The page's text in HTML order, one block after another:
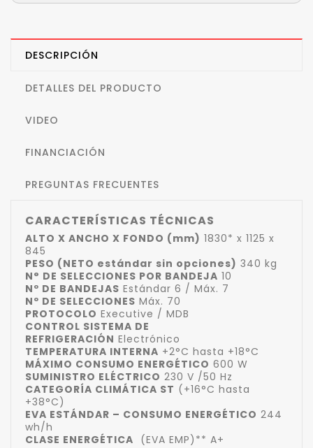
DESCRIPCIÓN
DETALLES DEL PRODUCTO
VIDEO
FINANCIACIÓN
PREGUNTAS FRECUENTES
CARACTERÍSTICAS TÉCNICAS
ALTO X ANCHO X FONDO (mm) 1830* x 1125 x
845
PESO (NETO estándar sin opciones) 340 kg
N° DE SELECCIONES POR BANDEJA 10
Nº DE BANDEJAS Estándar 6 / Máx. 7
Nº DE SELECCIONES Máx. 70
PROTOCOLO Executive / MDB
CONTROL SISTEMA DE
REFRIGERACIÓN Electrónico
TEMPERATURA INTERNA +2°C hasta +18°C
MÁXIMO CONSUMO ENERGÉTICO 600 W
SUMINISTRO ELÉCTRICO 230 V /50 Hz
CATEGORÍA CLIMÁTICA ST (+16°C hasta
+38°C)
EVA ESTÁNDAR – CONSUMO ENERGÉTICO 244
wh/h
CLASE ENERGÉTICA (EVA EMP)** A+